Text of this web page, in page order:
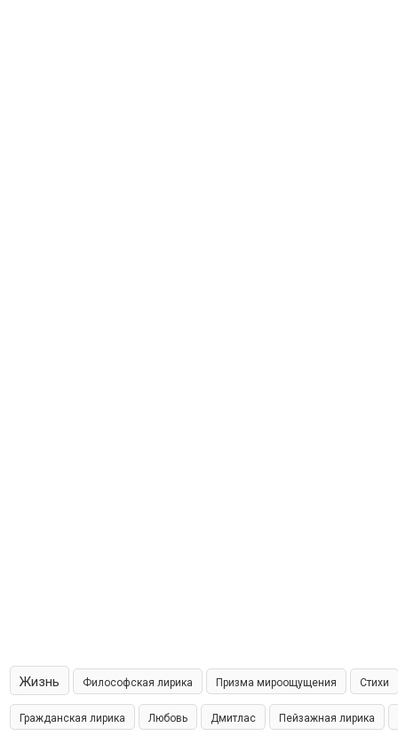
Жизнь Философская лирика Призма мироощущения Стихи
Гражданская лирика Любовь Дмитлас Пейзажная лирика